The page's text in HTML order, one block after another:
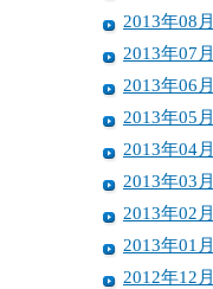
2013年08月
2013年07月
2013年06月
2013年05月
2013年04月
2013年03月
2013年02月
2013年01月
2012年12月